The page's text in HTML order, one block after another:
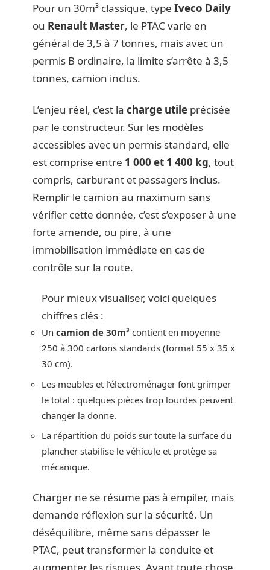
Pour un 30m³ classique, type Iveco Daily
ou Renault Master, le PTAC varie en
général de 3,5 à 7 tonnes, mais avec un
permis B ordinaire, la limite s’arrête à 3,5
tonnes, camion inclus.
L’enjeu réel, c’est la charge utile précisée
par le constructeur. Sur les modèles
accessibles avec un permis standard, elle
est comprise entre 1 000 et 1 400 kg, tout
compris, carburant et passagers inclus.
Remplir le camion au maximum sans
vérifier cette donnée, c’est s’exposer à une
forte amende, ou pire, à une
immobilisation immédiate en cas de
contrôle sur la route.
Pour mieux visualiser, voici quelques
chiffres clés :
Un camion de 30m³ contient en moyenne
250 à 300 cartons standards (format 55 x 35 x
30 cm).
Les meubles et l’électroménager font grimper
le total : quelques pièces trop lourdes peuvent
changer la donne.
La répartition du poids sur toute la surface du
plancher stabilise le véhicule et protège sa
mécanique.
Charger ne se résume pas à empiler, mais
demande réflexion sur la sécurité. Un
déséquilibre, même sans dépasser le
PTAC, peut transformer la conduite et
augmenter les risques. Avant toute chose,